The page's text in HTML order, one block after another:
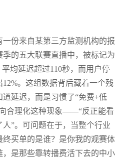
份来自某第三方监测机构的报
季的五大联赛直播中，被标记为
均延迟超过110秒，而用户停
。这组数据背后藏着一个残
延迟，而是习惯了“免费+低
合理化这种现象——“反正能看
”。可问题在于，当整个行业
买单的是谁？是你我的观赛体
是那些靠转播费活下去的中小